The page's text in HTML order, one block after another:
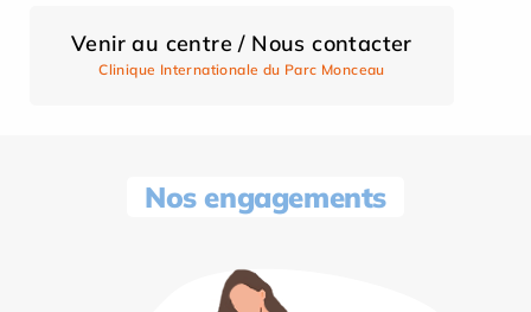
Venir au centre / Nous contacter
Clinique Internationale du Parc Monceau
Nos engagements